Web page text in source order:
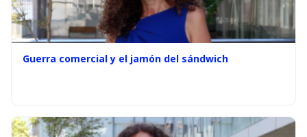
Guerra comercial y el jamón del sándwich